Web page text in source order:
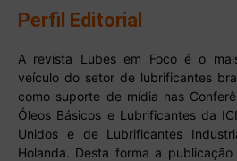
Perfil Editorial
A revista Lubes em Foco é o
veículo do setor de lubrificantes
como suporte de mídia nas
Óleos Básicos e Lubrificantes da
Unidos e de Lubrificantes
Holanda. Desta forma a